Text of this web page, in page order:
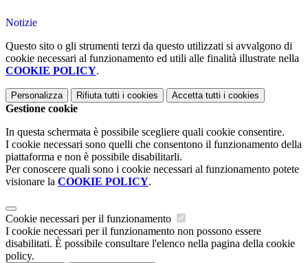
Notizie
Questo sito o gli strumenti terzi da questo utilizzati si avvalgono di
cookie necessari al funzionamento ed utili alle finalità illustrate nella
COOKIE POLICY.
Personalizza Rifiuta tutti i cookies Accetta tutti i cookies
Gestione cookie
In questa schermata è possibile scegliere quali cookie consentire.
I cookie necessari sono quelli che consentono il funzionamento della
piattaforma e non è possibile disabilitarli.
Per conoscere quali sono i cookie necessari al funzionamento potete
visionare la COOKIE POLICY.
Cookie necessari per il funzionamento
I cookie necessari per il funzionamento non possono essere
disabilitati. È possibile consultare l'elenco nella pagina della cookie
policy.